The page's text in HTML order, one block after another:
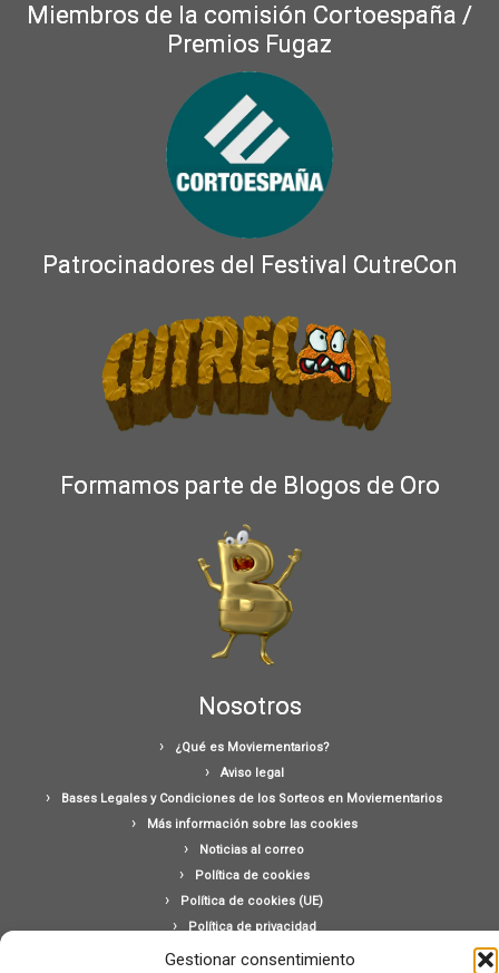
Gestionar consentimiento
Miembros de la comisión Cortoespaña /
Premios Fugaz
Patrocinadores del Festival CutreCon
Formamos parte de Blogos de Oro
Nosotros
¿Qué es Moviementarios?
Aviso legal
Bases Legales y Condiciones de los Sorteos en Moviementarios
Más información sobre las cookies
Noticias al correo
Política de cookies
Política de cookies (UE)
Política de privacidad
Ponte en contacto con nosotros